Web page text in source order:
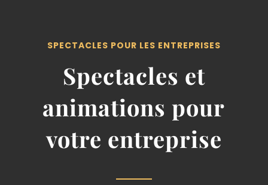
SPECTACLES POUR LES ENTREPRISES
Spectacles et
animations pour
votre entreprise